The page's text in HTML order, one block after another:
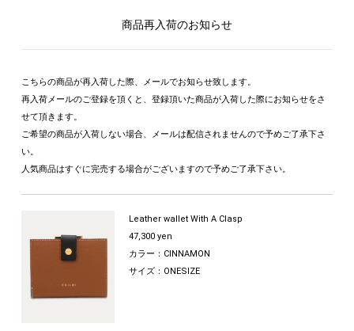
商品再入荷のお知らせ
こちらの商品が再入荷した際、メールでお知らせ致します。
再入荷メールのご登録を頂くと、登録頂いた商品が入荷した際にお知らせをさ
せて頂きます。
ご希望の商品が入荷しない場合、メールは配信されませんので予めご了承下さ
い。
人気商品はすぐに完売する場合がございますので予めご了承下さい。
Leather wallet With A Clasp
47,300 yen
カラー：CINNAMON
サイズ：ONESIZE